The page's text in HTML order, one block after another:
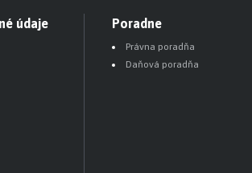
údaje Poradne
Právna poradňa
Daňová poradňa